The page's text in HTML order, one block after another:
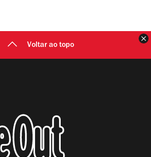
Voltar ao topo